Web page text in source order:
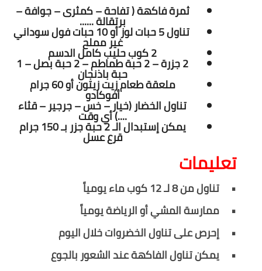
ثمرة فاكهة( تفاحة – كمثرى –جوافة –
برتقالة ......
تناول 5 حبات لوز أو 10 حبات فول سوداني
غير مملح
2 كوب حليب كامل الدسم
2 جزرة – 2 حبة طماطم – 2 حبة بصل – 1
حبة باذنجان
ملعقة طعام زيت زيتون أو 60 جرام
أفوكادو
تناول الخضار (خيار – خس – جرجير – قثاء
....) أي وقت
يمكن إستبدال الـ 2 حبة جزر بـ 150 جرام
قرع عسل
تعليمات
•
تناول من 8 لـ 12 كوب ماء يومياً
•
ممارسة المشي أو الرياضة يومياً
•
إحرص على تناول الخضروات خلال اليوم
•
يمكن تناول الفاكهة عند الشعور بالجوع